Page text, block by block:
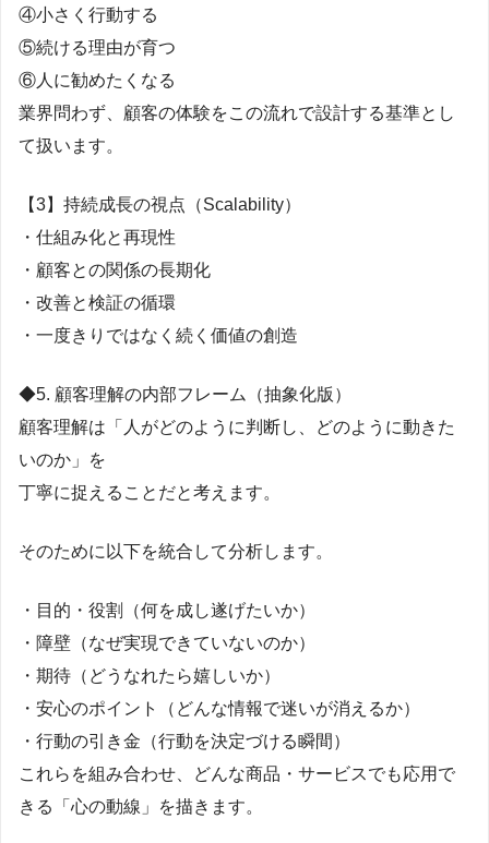
④小さく行動する
⑤続ける理由が育つ
⑥人に勧めたくなる
業界問わず、顧客の体験をこの流れで設計する基準とし
て扱います。
【3】持続成長の視点（Scalability）
・仕組み化と再現性
・顧客との関係の長期化
・改善と検証の循環
・一度きりではなく続く価値の創造
◆5. 顧客理解の内部フレーム（抽象化版）
顧客理解は「人がどのように判断し、どのように動きた
いのか」を
丁寧に捉えることだと考えます。
そのために以下を統合して分析します。
・目的・役割（何を成し遂げたいか）
・障壁（なぜ実現できていないのか）
・期待（どうなれたら嬉しいか）
・安心のポイント（どんな情報で迷いが消えるか）
・行動の引き金（行動を決定づける瞬間）
これらを組み合わせ、どんな商品・サービスでも応用で
きる「心の動線」を描きます。